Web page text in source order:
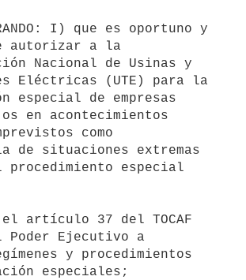
autorizar a la
Nacional de Usinas y
Eléctricas (UTE) para la
especial de empresas
en acontecimientos
como
de situaciones extremas
procedimiento especial
Ejecutivo a
y procedimientos
especiales;